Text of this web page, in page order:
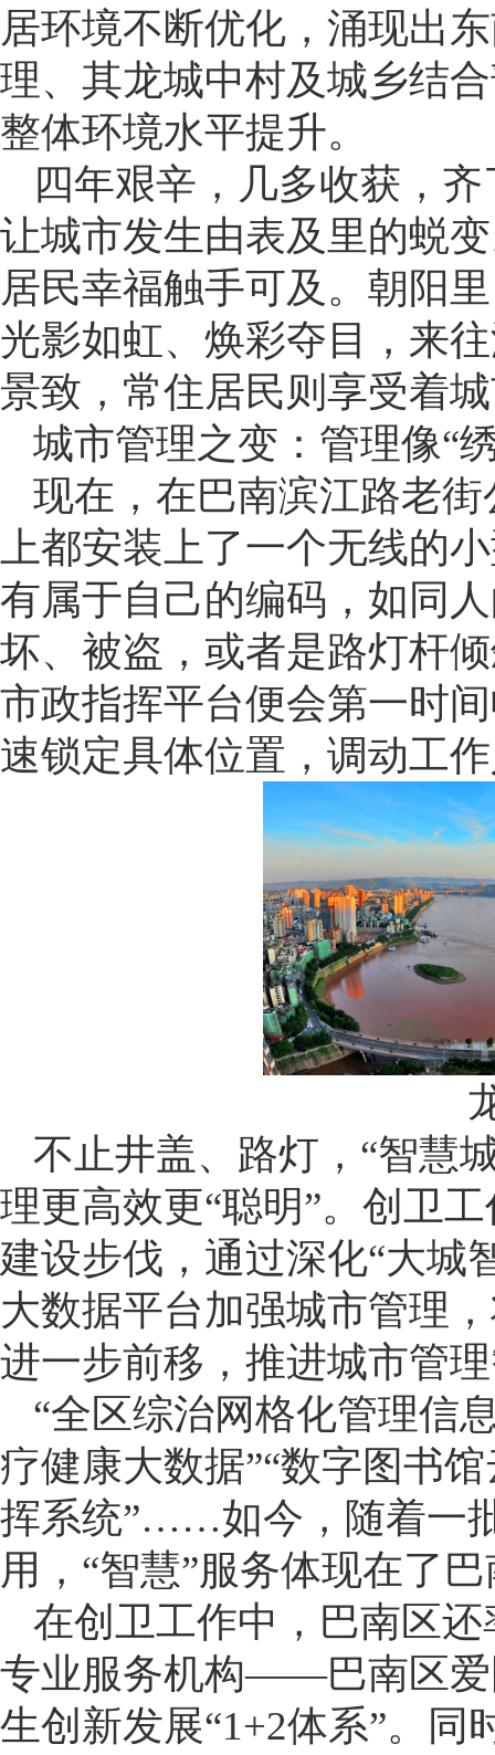
居环境不断优化，涌现出
理、其龙城中村及城乡结
整体环境水平提升。
四年艰辛，几多收获，
让城市发生由表及里的蜕
居民幸福触手可及。朝阳
光影如虹、焕彩夺目，来
景致，常住居民则享受着
城市管理之变：管理像“
现在，在巴南滨江路老
上都安装上了一个无线的
有属于自己的编码，如同
坏、被盗，或者是路灯杆
市政指挥平台便会第一时
速锁定具体位置，调动工
不止井盖、路灯，“智慧
理更高效更“聪明”。创卫
建设步伐，通过深化“大城
大数据平台加强城市管理
进一步前移，推进城市管
“全区综治网格化管理信
疗健康大数据”“数字图书
挥系统”……如今，随着一
用，“智慧”服务体现在了
在创卫工作中，巴南区
专业服务机构——巴南区爱
生创新发展“1+2体系”。